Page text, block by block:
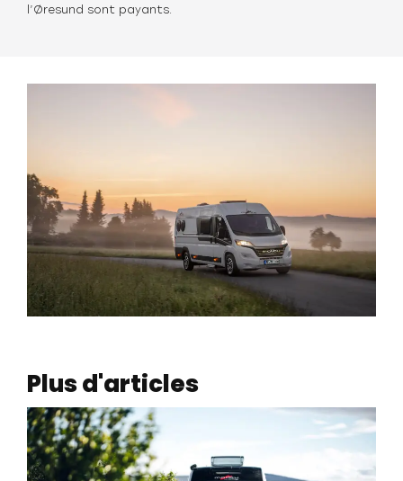
l’Øresund sont payants.
Plus d'articles